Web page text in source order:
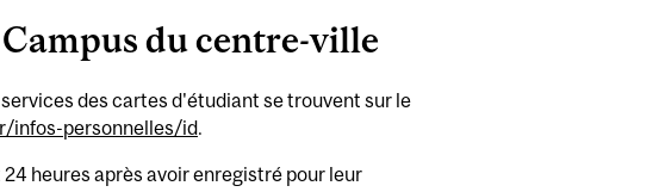
du centre-ville
des cartes d'étudiant se trouvent sur le
infos-personnelles/id.
heures après avoir enregistré pour leur